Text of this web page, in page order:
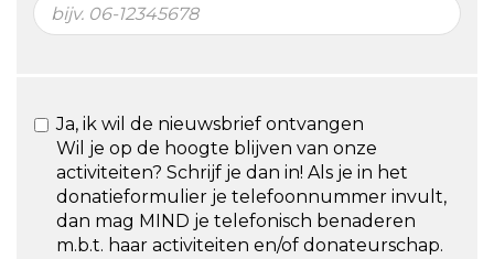
Ja, ik wil de nieuwsbrief ontvangen
Wil je op de hoogte blijven van onze
activiteiten? Schrijf je dan in! Als je in het
donatieformulier je telefoonnummer invult,
dan mag MIND je telefonisch benaderen
m.b.t. haar activiteiten en/of donateurschap.